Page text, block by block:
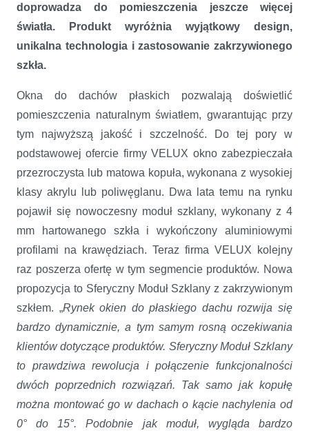
doprowadza do pomieszczenia jeszcze więcej
światła. Produkt wyróżnia wyjątkowy design,
unikalna technologia i zastosowanie zakrzywionego
szkła.
Okna do dachów płaskich pozwalają doświetlić
pomieszczenia naturalnym światłem, gwarantując przy
tym najwyższą jakość i szczelność. Do tej pory w
podstawowej ofercie firmy VELUX okno zabezpieczała
przezroczysta lub matowa kopuła, wykonana z wysokiej
klasy akrylu lub poliwęglanu. Dwa lata temu na rynku
pojawił się nowoczesny moduł szklany, wykonany z 4
mm hartowanego szkła i wykończony aluminiowymi
profilami na krawędziach. Teraz firma VELUX kolejny
raz poszerza ofertę w tym segmencie produktów. Nowa
propozycja to Sferyczny Moduł Szklany z zakrzywionym
szkłem. „Rynek okien do płaskiego dachu rozwija się
bardzo dynamicznie, a tym samym rosną oczekiwania
klientów dotyczące produktów. Sferyczny Moduł Szklany
to prawdziwa rewolucja i połączenie funkcjonalności
dwóch poprzednich rozwiązań. Tak samo jak kopułę
można montować go w dachach o kącie nachylenia od
0° do 15°. Podobnie jak moduł, wygląda bardzo